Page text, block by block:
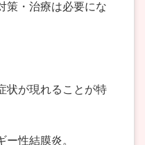
策・治療は必要にな
状が現れることが特
性結膜炎。